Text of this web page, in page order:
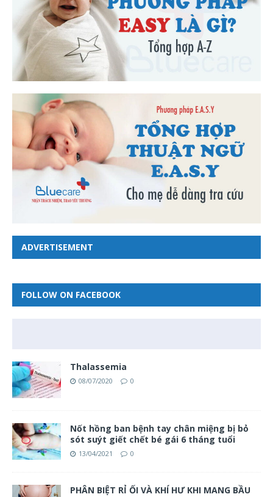
ADVERTISEMENT
FOLLOW ON FACEBOOK
Thalassemia
08/07/2020 0
Nốt hồng ban bệnh tay chân miệng bị bỏ
sót suýt giết chết bé gái 6 tháng tuổi
13/04/2021 0
PHÂN BIỆT RỈ ỐI VÀ KHÍ HƯ KHI MANG BẦU